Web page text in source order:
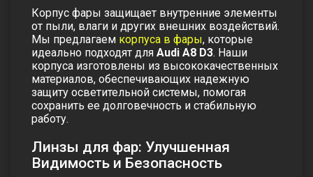
Корпус фары защищает внутренние элементы
от пыли, влаги и других внешних воздействий.
Мы предлагаем корпуса в фары, которые
идеально подходят для Audi A8 D3. Наши
корпуса изготовлены из высококачественных
материалов, обеспечивающих надежную
защиту осветительной системы, помогая
сохранить ее долговечность и стабильную
работу.
Линзы для фар: Улучшенная
Видимость и Безопасность